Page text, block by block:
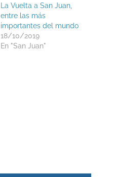
La Vuelta a San Juan,
entre las más
importantes del mundo
18/10/2019
En "San Juan"